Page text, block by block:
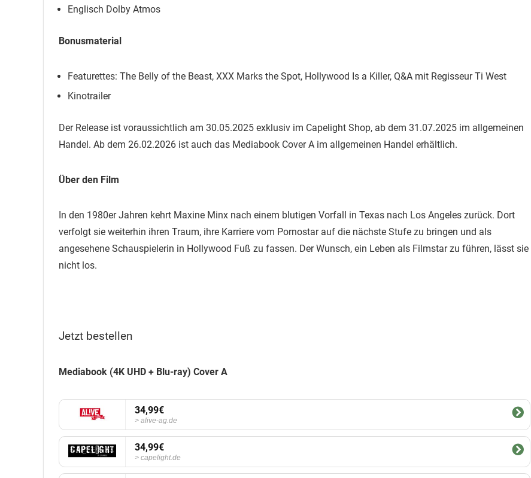
Englisch Dolby Atmos
Bonusmaterial
Featurettes: The Belly of the Beast, XXX Marks the Spot, Hollywood Is a Killer, Q&A mit Regisseur Ti West
Kinotrailer
Der Release ist voraussichtlich am 30.05.2025 exklusiv im Capelight Shop, ab dem 31.07.2025 im allgemeinen
Handel. Ab dem 26.02.2026 ist auch das Mediabook Cover A im allgemeinen Handel erhältlich.
Über den Film
In den 1980er Jahren kehrt Maxine Minx nach einem blutigen Vorfall in Texas nach Los Angeles zurück. Dort
verfolgt sie weiterhin ihren Traum, ihre Karriere vom Pornostar auf die nächste Stufe zu bringen und als
angesehene Schauspielerin in Hollywood Fuß zu fassen. Der Wunsch, ein Leben als Filmstar zu führen, lässt sie
nicht los.
Jetzt bestellen
Mediabook (4K UHD + Blu-ray) Cover A
34,99€
alive-ag.de
34,99€
capelight.de